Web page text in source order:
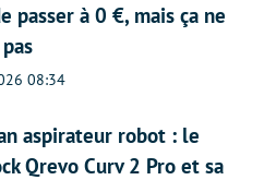
passer à 0 €, mais ça ne
08:34
aspirateur robot : le
Qrevo Curv 2 Pro et sa